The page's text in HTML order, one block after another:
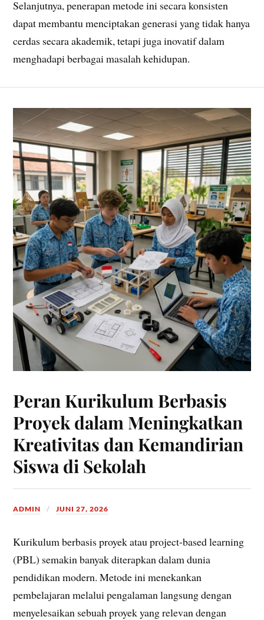
Selanjutnya, penerapan metode ini secara konsisten
dapat membantu menciptakan generasi yang tidak hanya
cerdas secara akademik, tetapi juga inovatif dalam
menghadapi berbagai masalah kehidupan.
Peran Kurikulum Berbasis
Proyek dalam Meningkatkan
Kreativitas dan Kemandirian
Siswa di Sekolah
ADMIN JUNI 27, 2026
Kurikulum berbasis proyek atau project-based learning
(PBL) semakin banyak diterapkan dalam dunia
pendidikan modern. Metode ini menekankan
pembelajaran melalui pengalaman langsung dengan
menyelesaikan sebuah proyek yang relevan dengan